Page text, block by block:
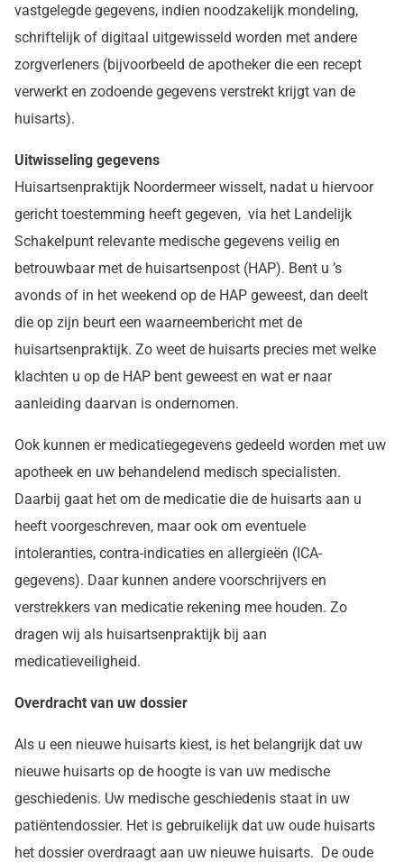
vastgelegde gegevens, indien noodzakelijk mondeling,
schriftelijk of digitaal uitgewisseld worden met andere
zorgverleners (bijvoorbeeld de apotheker die een recept
verwerkt en zodoende gegevens verstrekt krijgt van de
huisarts).
Uitwisseling gegevens
Huisartsenpraktijk Noordermeer wisselt, nadat u hiervoor
gericht toestemming heeft gegeven, via het Landelijk
Schakelpunt relevante medische gegevens veilig en
betrouwbaar met de huisartsenpost (HAP). Bent u ’s
avonds of in het weekend op de HAP geweest, dan deelt
die op zijn beurt een waarneembericht met de
huisartsenpraktijk. Zo weet de huisarts precies met welke
klachten u op de HAP bent geweest en wat er naar
aanleiding daarvan is ondernomen.
Ook kunnen er medicatiegegevens gedeeld worden met uw
apotheek en uw behandelend medisch specialisten.
Daarbij gaat het om de medicatie die de huisarts aan u
heeft voorgeschreven, maar ook om eventuele
intoleranties, contra-indicaties en allergieën (ICA-
gegevens). Daar kunnen andere voorschrijvers en
verstrekkers van medicatie rekening mee houden. Zo
dragen wij als huisartsenpraktijk bij aan
medicatieveiligheid.
Overdracht van uw dossier
Als u een nieuwe huisarts kiest, is het belangrijk dat uw
nieuwe huisarts op de hoogte is van uw medische
geschiedenis. Uw medische geschiedenis staat in uw
patiëntendossier. Het is gebruikelijk dat uw oude huisarts
het dossier overdraagt aan uw nieuwe huisarts. De oude